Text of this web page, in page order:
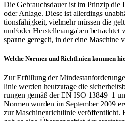
Die Gebrauchs­dauer ist im Prinzip die
oder Anlage. Diese ist aller­dings
ti­ons­fä­hig­keit, viel­mehr müssen die
und/oder Herstel­ler­an­gaben
spanne gere­gelt, in der eine Maschine
Welche Normen und Richt­li­nien kommen
Zur Erfül­lung der
linie werden heut­zu­tage die
rungen gemäß der EN ISO 13849–1
Normen wurden im September 2009
zur Maschi­nen­richt­linie veröf­fent­licht.